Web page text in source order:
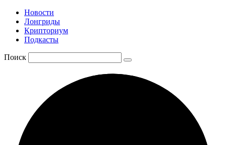
Новости
Лонгриды
Крипториум
Подкасты
Поиск